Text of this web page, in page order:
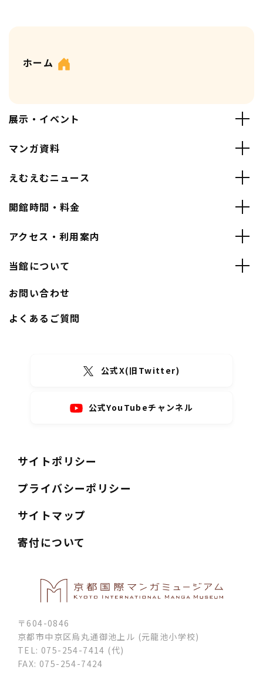
ホーム
展示・イベント
マンガ資料
えむえむニュース
開館時間・料金
アクセス・利用案内
当館について
お問い合わせ
よくあるご質問
公式X(旧Twitter)
公式YouTubeチャンネル
サイトポリシー
プライバシーポリシー
サイトマップ
寄付について
〒604-0846
京都市中京区烏丸通御池上ル (元龍池小学校)
TEL: 075-254-7414 (代)
FAX: 075-254-7424